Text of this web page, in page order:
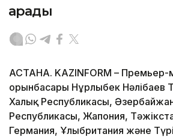
қарады
АСТАНА. KAZINFORM – Премьер-
орынбасары Нұрлыбек Нәлібаев
Халық Республикасы,
Республикасы, Жапония,
Германия, Ұлыбритания және